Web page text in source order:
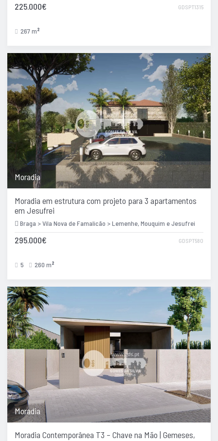
GDSPT1315
225.000€
267 m 2
Moradia
Moradia em estrutura com projeto para 3 apartamentos
em Jesufrei
Braga > Vila Nova de Famalicão > Lemenhe, Mouquim e Jesufrei
GDSPT580
295.000€
5 260 m 2
Moradia
Moradia Contemporânea T3 – Chave na Mão | Gemeses,